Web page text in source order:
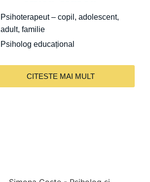
Psihoterapeut – copil, adolescent,
adult, familie
Psiholog educațional
CITESTE MAI MULT